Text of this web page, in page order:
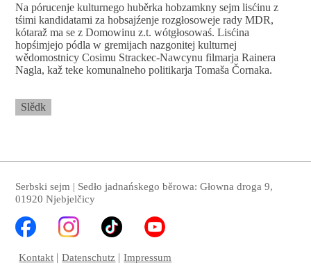
Na pórucenje kulturnego huběrka hobzamkny sejm lisćinu z
tśimi kandidatami za hobsajźenje rozgłosoweje rady MDR,
kótaraž ma se z Domowinu z.t. wótgłosowaś. Lisćina
hopśimjejo pódla w gremijach nazgonitej kulturnej
wědomostnicy Cosimu Strackec-Nawcynu filmarja Rainera
Nagla, kaž teke komunalneho politikarja Tomaša Čornaka.
Slědk
Serbski sejm | Sedło jadnańskego běrowa: Głowna droga 9,
01920 Njebjelčicy
Kontakt Datenschutz Impressum